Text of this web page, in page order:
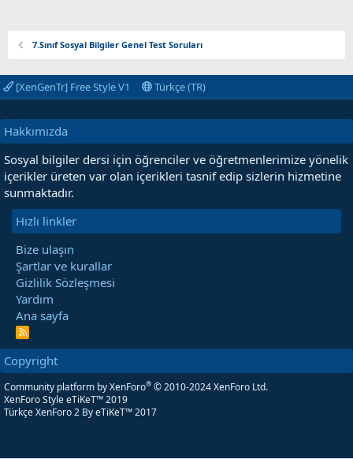
7.Sınıf Sosyal Bilgiler Genel Test Soruları
[XenGenTr] Free Style V1 Türkçe (TR)
Hakkımızda
Sosyal bilgiler dersi için öğrenciler ve öğretmenlerimize yönelik
içerikler üreten var olan içerikleri tasnif edip sizlerin hizmetine
sunmaktadır.
Hızlı linkler
Bize ulaşın
Şartlar ve kurallar
Gizlilik Sözleşmesi
Yardım
Ana sayfa
R
S
Copyright
Community platform by XenForo® © 2010-2024 XenForo Ltd.
XenForo Style eTiKeT™ 2019
Türkçe XenForo 2 By eTiKeT™ 2017